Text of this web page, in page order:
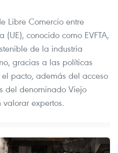
Libre Comercio entre
conocido como EVFTA,
de la industria
gracias a las políticas
pacto, además del acceso
del denominado Viejo
expertos.